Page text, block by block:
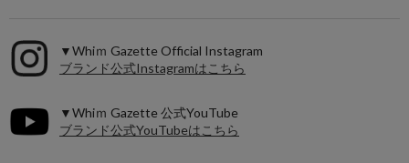
▼Whiｍ Gazette Official Instagram
ブランド公式Instagramはこちら
▼Whiｍ Gazette 公式YouTube
ブランド公式YouTubeはこちら